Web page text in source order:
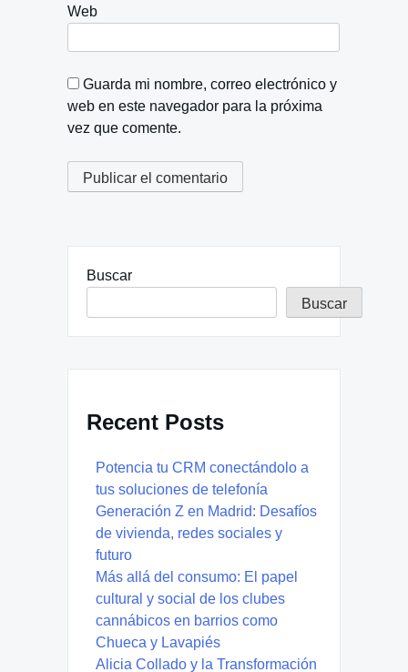
Web
Guarda mi nombre, correo electrónico y
web en este navegador para la próxima
vez que comente.
Buscar
Buscar
Recent Posts
Potencia tu CRM conectándolo a
tus soluciones de telefonía
Generación Z en Madrid: Desafíos
de vivienda, redes sociales y
futuro
Más allá del consumo: El papel
cultural y social de los clubes
cannábicos en barrios como
Chueca y Lavapiés
Alicia Collado y la Transformación